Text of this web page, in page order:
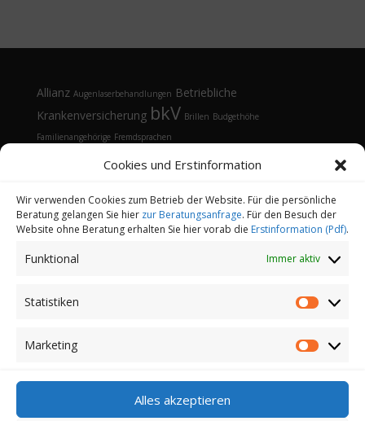
Cookies und Erstinformation
Wir verwenden Cookies zum Betrieb der Website. Für die persönliche
Beratung gelangen Sie hier zur Beratungsanfrage. Für den Besuch der
Website ohne Beratung erhalten Sie hier vorab die Erstinformation (Pdf).
Funktional Immer aktiv
Statistiken
Marketing
Alles akzeptieren
Allianz Augenlaserbehandlungen Betriebliche
Krankenversicherung bkV Brillen Budgethöhe
Familienangehörige Fremdsprachen
Gesundheitsmanagement Gesundheitstelefon
Sonnenbrille Tarifvergleich Vorsorgeuntersuchungen Vorteile
Öffnungsfenster
Copyright 2022-2026 | Finanz-und
Versicherungsmakler Sander GmbH | Alle Rechte